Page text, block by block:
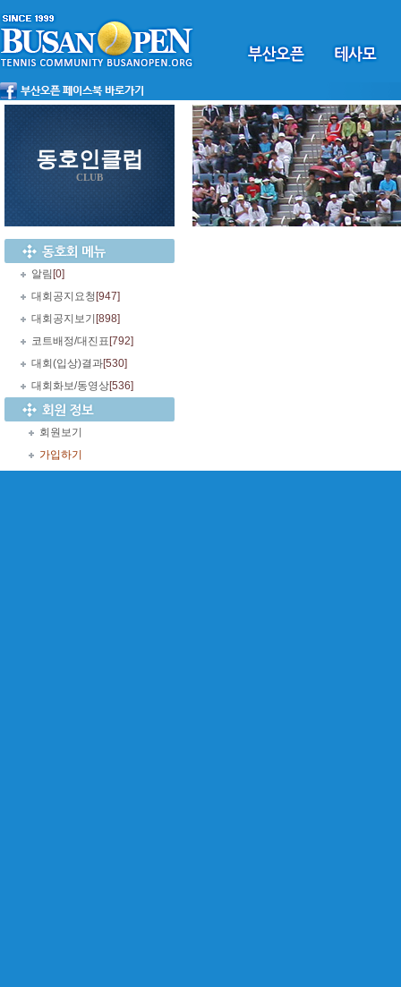
동호인클럽
CLUB
알림 [0]
대회공지요청 [947]
대회공지보기 [898]
코트배정/대진표 [792]
대회(입상)결과[530]
대회화보/동영상[536]
회원보기
가입하기